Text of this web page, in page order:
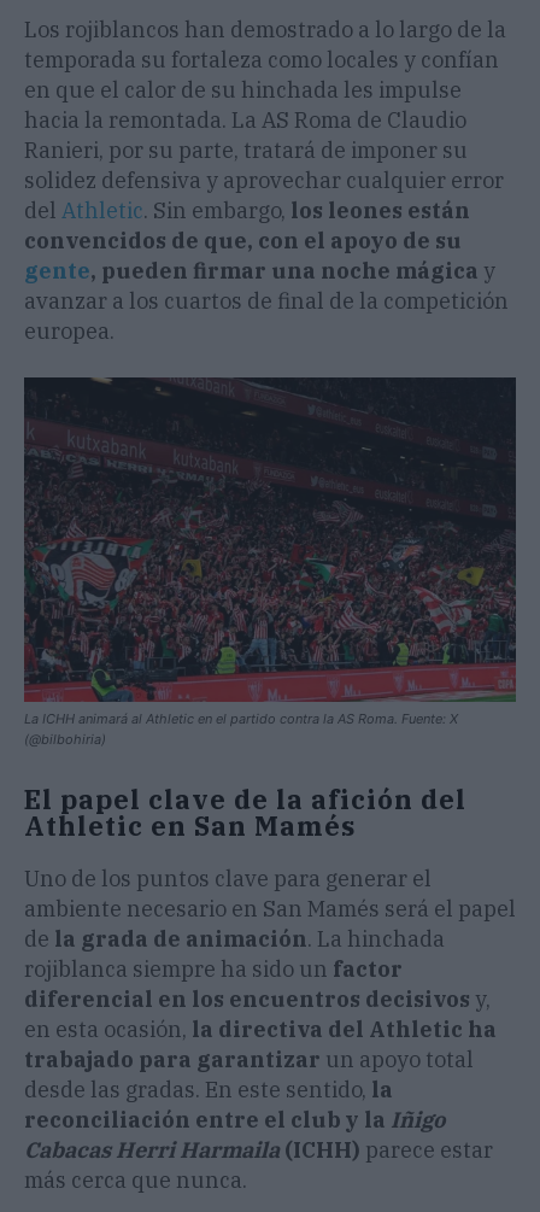
Los rojiblancos han demostrado a lo largo de la
temporada su fortaleza como locales y confían
en que el calor de su hinchada les impulse
hacia la remontada. La AS Roma de Claudio
Ranieri, por su parte, tratará de imponer su
solidez defensiva y aprovechar cualquier error
del Athletic. Sin embargo, los leones están
convencidos de que, con el apoyo de su
gente, pueden firmar una noche mágica y
avanzar a los cuartos de final de la competición
europea.
La ICHH animará al Athletic en el partido contra la AS Roma. Fuente: X
(@bilbohiria)
El papel clave de la afición del
Athletic en San Mamés
Uno de los puntos clave para generar el
ambiente necesario en San Mamés será el papel
de la grada de animación. La hinchada
rojiblanca siempre ha sido un factor
diferencial en los encuentros decisivos y,
en esta ocasión, la directiva del Athletic ha
trabajado para garantizar un apoyo total
desde las gradas. En este sentido, la
reconciliación entre el club y la Iñigo
Cabacas Herri Harmaila (ICHH) parece estar
más cerca que nunca.